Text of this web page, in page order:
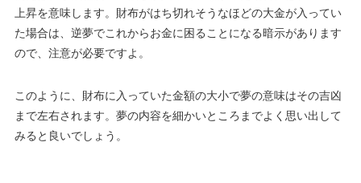
上昇を意味します。財布がはち切れそうなほどの大金が入ってい
た場合は、逆夢でこれからお金に困ることになる暗示があります
ので、注意が必要ですよ。
このように、財布に入っていた金額の大小で夢の意味はその吉凶
まで左右されます。夢の内容を細かいところまでよく思い出して
みると良いでしょう。